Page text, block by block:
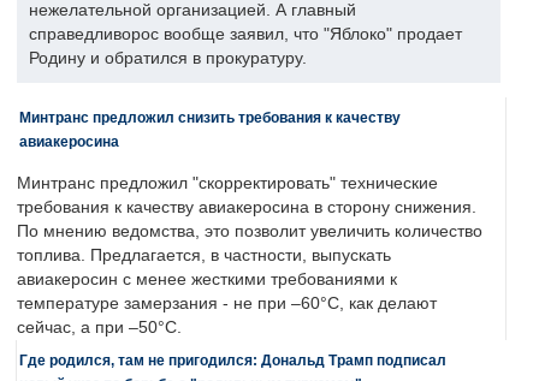
нежелательной организацией. А главный
справедливорос вообще заявил, что "Яблоко" продает
Родину и обратился в прокуратуру.
Минтранс предложил снизить требования к качеству
авиакеросина
Минтранс предложил "скорректировать" технические
требования к качеству авиакеросина в сторону снижения.
По мнению ведомства, это позволит увеличить количество
топлива. Предлагается, в частности, выпускать
авиакеросин с менее жесткими требованиями к
температуре замерзания - не при –60°C, как делают
сейчас, а при –50°C.
Где родился, там не пригодился: Дональд Трамп подписал